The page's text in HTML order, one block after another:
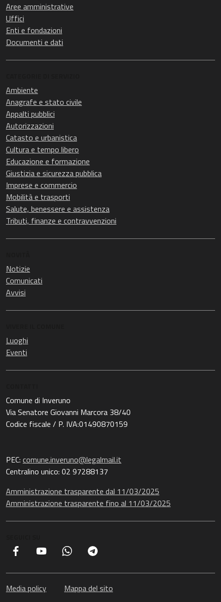
Aree amministrative
Uffici
Enti e fondazioni
Documenti e dati
Ambiente
Anagrafe e stato civile
Appalti pubblici
Autorizzazioni
Catasto e urbanistica
Cultura e tempo libero
Educazione e formazione
Giustizia e sicurezza pubblica
Imprese e commercio
Mobilità e trasporti
Salute, benessere e assistenza
Tributi, finanze e contravvenzioni
Notizie
Comunicati
Avvisi
Luoghi
Eventi
Comune di Inveruno
Via Senatore Giovanni Marcora 38/40
Codice fiscale / P. IVA:01490870159
PEC: comune.inveruno@legalmail.it
Centralino unico: 02 97288137
Amministrazione trasparente dal 11/03/2025
Amministrazione trasparente fino al 11/03/2025
Facebook YouTube Whatsapp
Media policy Mappa del sito